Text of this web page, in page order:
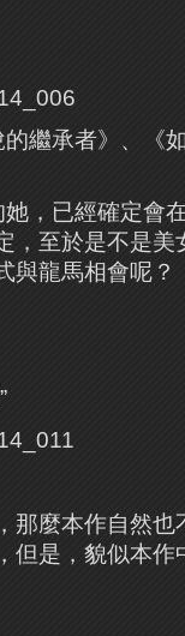
繼承者》、《
，已經確定會
，至於是不是美
龍馬相會呢？
那麼本作自然
但是，貌似本